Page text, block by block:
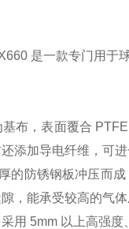
是一款专门用于
布，表面覆合
添加导电纤维，可进
的防锈钢板冲压而
，能承受较高的气体
用 5mm 以上高强